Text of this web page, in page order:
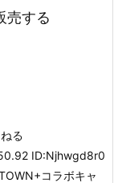
売する
る
ID:Njhwgd8r0
コラボキャ